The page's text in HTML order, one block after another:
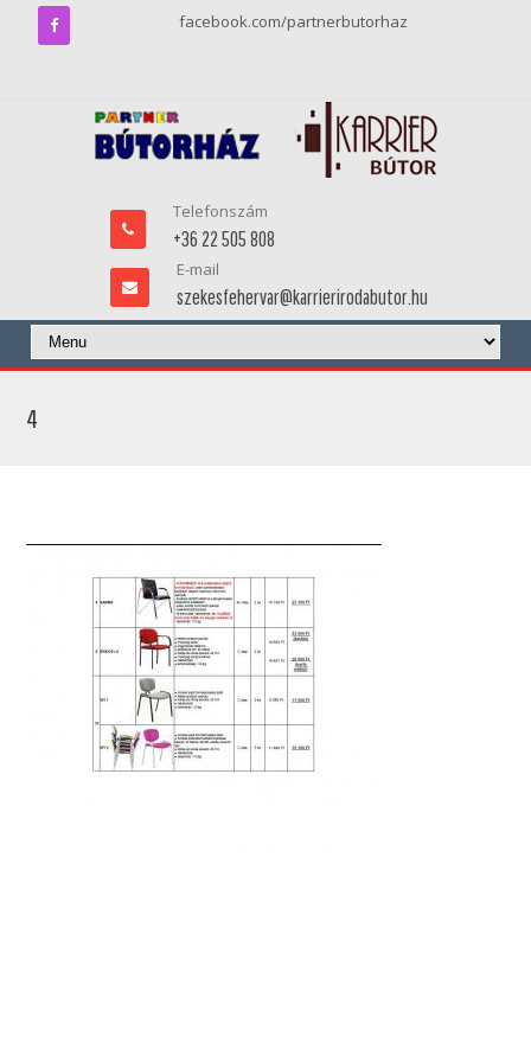
facebook.com/partnerbutorhaz
Telefonszám
+36 22 505 808
E-mail
szekesfehervar@karrierirodabutor.hu
4